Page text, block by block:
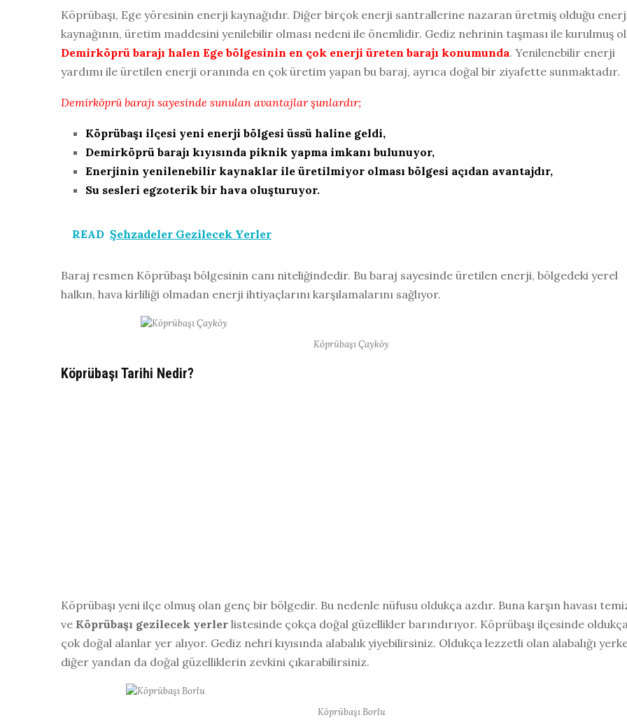
Köprübaşı, Ege yöresinin enerji kaynağıdır. Diğer birçok enerji santrallerine nazaran üretmiş olduğu
kaynağının, üretim maddesini yenilebilir olması nedeni ile önemlidir. Gediz nehrinin taşması ile kurulmuş
Demirköprü barajı halen Ege bölgesinin en çok enerji üreten barajı konumunda. Yenilenebilir enerji
yardımı ile üretilen enerji oranında en çok üretim yapan bu baraj, ayrıca doğal bir ziyafette sunmaktadır.
Demirköprü barajı sayesinde sunulan avantajlar şunlardır;
Köprübaşı ilçesi yeni enerji bölgesi üssü haline geldi,
Demirköprü barajı kıyısında piknik yapma imkanı bulunuyor,
Enerjinin yenilenebilir kaynaklar ile üretilmiyor olması bölgesi açıdan avantajdır,
Su sesleri egzoterik bir hava oluşturuyor.
READ Şehzadeler Gezilecek Yerler
Baraj resmen Köprübaşı bölgesinin canı niteliğindedir. Bu baraj sayesinde üretilen enerji, bölgedeki yerel
halkın, hava kirliliği olmadan enerji ihtiyaçlarını karşılamalarını sağlıyor.
Köprübaşı Çayköy
Köprübaşı Tarihi Nedir?
Köprübaşı yeni ilçe olmuş olan genç bir bölgedir. Bu nedenle nüfusu oldukça azdır. Buna karşın havası
ve Köprübaşı gezilecek yerler listesinde çokça doğal güzellikler barındırıyor. Köprübaşı ilçesinde
çok doğal alanlar yer alıyor. Gediz nehri kıyısında alabalık yiyebilirsiniz. Oldukça lezzetli olan alabalığı
diğer yandan da doğal güzelliklerin zevkini çıkarabilirsiniz.
Köprübaşı Borlu